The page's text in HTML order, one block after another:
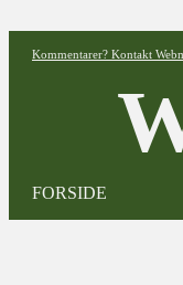
Kommentarer? Kontakt
FORSIDE